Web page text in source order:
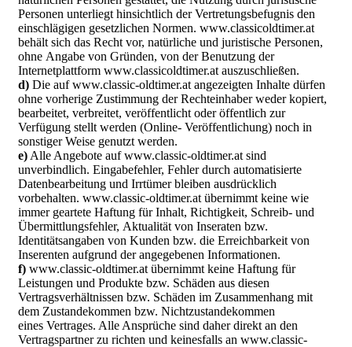
Personen unterliegt hinsichtlich der Vertretungsbefugnis den
einschlägigen gesetzlichen Normen. www.classicoldtimer.at
behält sich das Recht vor, natürliche und juristische Personen,
ohne Angabe von Gründen, von der Benutzung der
Internetplattform www.classicoldtimer.at auszuschließen.
d) Die auf www.classic-oldtimer.at angezeigten Inhalte dürfen
ohne vorherige Zustimmung der Rechteinhaber weder kopiert,
bearbeitet, verbreitet, veröffentlicht oder öffentlich zur
Verfügung stellt werden (Online- Veröffentlichung) noch in
sonstiger Weise genutzt werden.
e) Alle Angebote auf www.classic-oldtimer.at sind
unverbindlich. Eingabefehler, Fehler durch automatisierte
Datenbearbeitung und Irrtümer bleiben ausdrücklich
vorbehalten. www.classic-oldtimer.at übernimmt keine wie
immer geartete Haftung für Inhalt, Richtigkeit, Schreib- und
Übermittlungsfehler, Aktualität von Inseraten bzw.
Identitätsangaben von Kunden bzw. die Erreichbarkeit von
Inserenten aufgrund der angegebenen Informationen.
f) www.classic-oldtimer.at übernimmt keine Haftung für
Leistungen und Produkte bzw. Schäden aus diesen
Vertragsverhältnissen bzw. Schäden im Zusammenhang mit
dem Zustandekommen bzw. Nichtzustandekommen
eines Vertrages. Alle Ansprüche sind daher direkt an den
Vertragspartner zu richten und keinesfalls an www.classic-